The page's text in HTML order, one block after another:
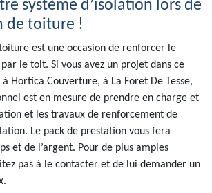
système d’isolation lors de
de toiture !
est une occasion de renforcer le
le toit. Si vous avez un projet dans ce
à Hortica Couverture, à La Foret De Tesse,
est en mesure de prendre en charge et
et les travaux de renforcement de
Le pack de prestation vous fera
et de l’argent. Pour de plus amples
pas à le contacter et de lui demander un